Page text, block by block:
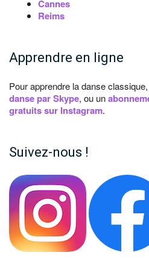
Cannes
Reims
Apprendre en ligne
Pour apprendre la danse
danse par Skype, ou un
gratuits sur Instagram.
Suivez-nous !